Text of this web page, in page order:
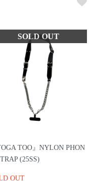
TOO』NYLON PHON
(25SS)
OUT